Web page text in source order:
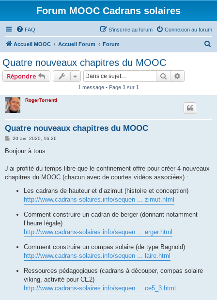
Forum MOOC Cadrans solaires
FAQ Connexion au forum
S’inscrire au forum
Accueil MOOC Accueil Forum Forum
Quatre nouveaux chapitres du MOOC
Répondre Rechercher
1 message • Page 1 sur 1
RogerTorrenti
Quatre nouveaux chapitres du MOOC
M
s
g
20 avr. 2020, 16:26
Bonjour à tous
J’ai profité du temps libre que le confinement offre pour créer 4 nouveaux
chapitres du MOOC (chacun avec de courtes vidéos associées) :
Les cadrans de hauteur et d’azimut (histoire et conception)
http://www.cadrans-solaires.info/sequen ... zimut.html
Comment construire un cadran de berger (donnant notamment
l’heure légale)
http://www.cadrans-solaires.info/sequen ... erger.html
Comment construire un compas solaire (de type Bagnold)
http://www.cadrans-solaires.info/sequen ... laire.html
Ressources pédagogiques (cadrans à découper, compas solaire
viking, activité pour CE2)
http://www.cadrans-solaires.info/sequen ... ce5_3.html